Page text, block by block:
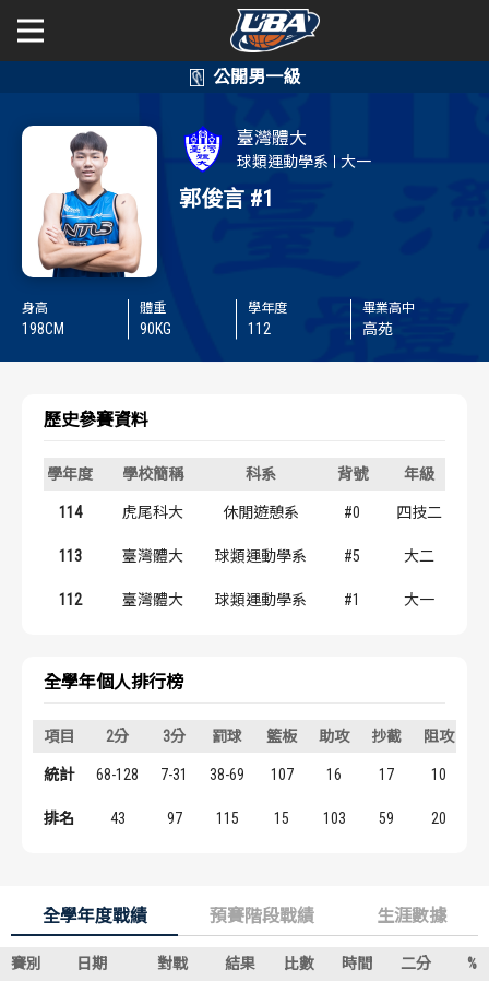
公開男一級 賽事資訊
賽程表
球隊資訊
歷屆冠軍
歷屆個人獎得主
公開女一級
賽事資訊
賽程表
球隊資訊
歷屆冠軍
歷屆個人獎得主
二級與一般組
新聞
臺灣體大
球類運動學系 大一
郭俊言 #1
身高
198CM
體重
90KG
學年度
112
畢業高中
高苑
歷史參賽資料
學年度 學校簡稱 科系 背號 年級
114 虎尾科大 休閒遊憩系 #0 四技二
113 臺灣體大 球類運動學系 #5 大二
112 臺灣體大 球類運動學系 #1 大一
全學年個人排行榜
項目 2分 3分 罰球 籃板 助攻 抄截 阻攻
統計 68-128 7-31 38-69 107 16 17 10
排名 43 97 115 15 103 59 20
全學年度戰績 預賽階段戰績 生涯數據
賽別 日期 對戰 結果 比數 時間 二分
%